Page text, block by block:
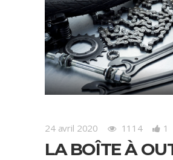
24 avril 2020 1114 1
LA BOÎTE À